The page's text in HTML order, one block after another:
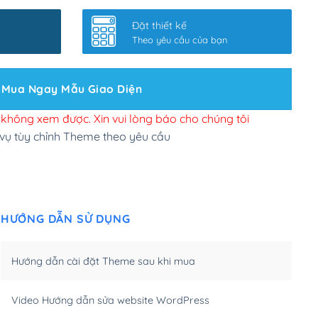
slider chính (+200,000₫)
site Wordpress(+100,000₫)
đăng web(+300,000₫)
tuỳ chọn
(+450,000₫)
Đặt thiết kế
Theo yêu cầu của bạn
Mua Ngay Mẫu Giao Diện
xem được. Xin vui lòng báo cho chúng tôi
tùy chỉnh Theme theo yêu cầu
HƯỚNG DẪN SỬ DỤNG
Hướng dẫn cài đặt Theme sau khi mua
Video Hướng dẫn sửa website WordPress